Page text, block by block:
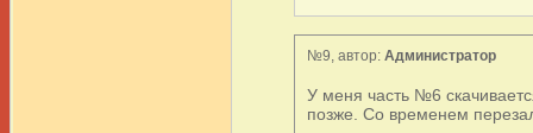
№9, автор: Администратор
У меня часть №6
позже. Со временем